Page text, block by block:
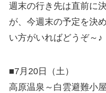
週末の行き先は直前に
が、今週末の予定を決
い方がいればどうぞ～♪
■7月20日（土）
高原温泉～白雲避難小